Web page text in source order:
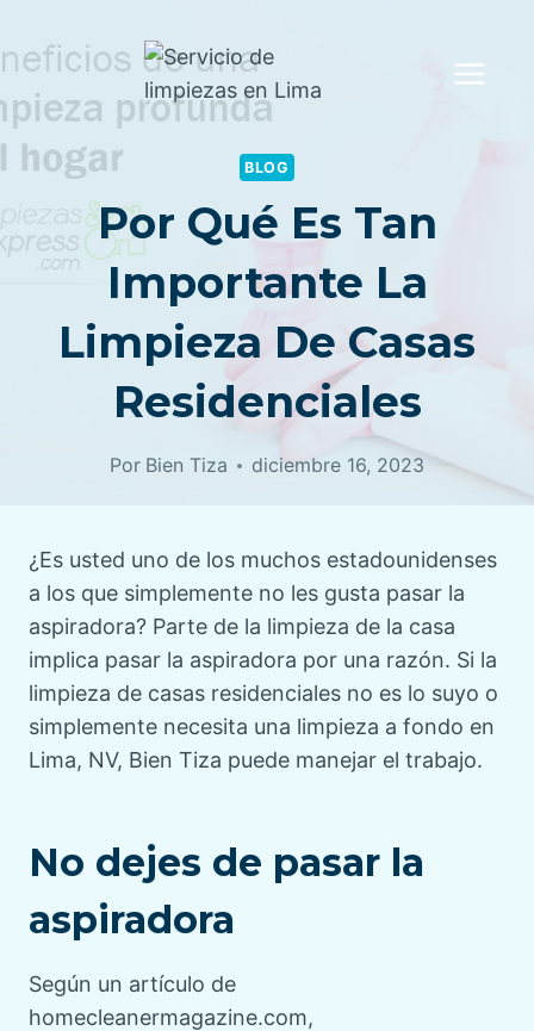
al
BLOG
Por Qué Es Tan
Importante La
Limpieza De Casas
Residenciales
Por Bien Tiza diciembre 16, 2023
¿Es usted uno de los muchos estadounidenses
a los que simplemente no les gusta pasar la
aspiradora? Parte de la limpieza de la casa
implica pasar la aspiradora por una razón. Si la
limpieza de casas residenciales no es lo suyo o
simplemente necesita una limpieza a fondo en
Lima, NV, Bien Tiza puede manejar el trabajo.
No dejes de pasar la
aspiradora
Según un artículo de
homecleanermagazine.com,